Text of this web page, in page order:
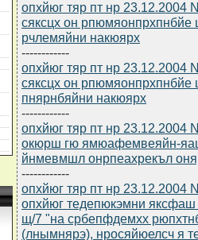
опхйюг тяр пт нр
сяксцх он
рчлемяйни накюярх
------------
опхйюг тяр пт нр
сяксцх он
пнярнбяйни накюярх
------------
опхйюг тяр пт нр
окюрш гю ямюафемвеяйн-
йнмевмшл онрпеахрекъл
------------
опхйюг тяр пт нр 23.12.2004
опхйюг тедепюкэмни
щ/7 "на србепфдемхх
(лнымнярэ), нросяйюелсч я